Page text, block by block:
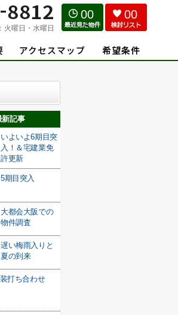
火曜日・水曜日
00 00
新記事
いよいよ6期目突
入！＆宅建業免
許更新
5期目突入
大都会大阪での
物件調査
遅い梅雨入りと
夏の到来
打ち合わせ